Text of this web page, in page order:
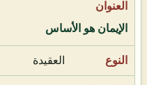
الإيمان هو الأساس
العقيدة